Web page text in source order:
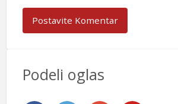
Podeli oglas